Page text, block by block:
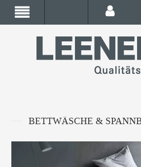
BETTWÄSCHE &